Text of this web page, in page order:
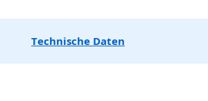
Technische Daten